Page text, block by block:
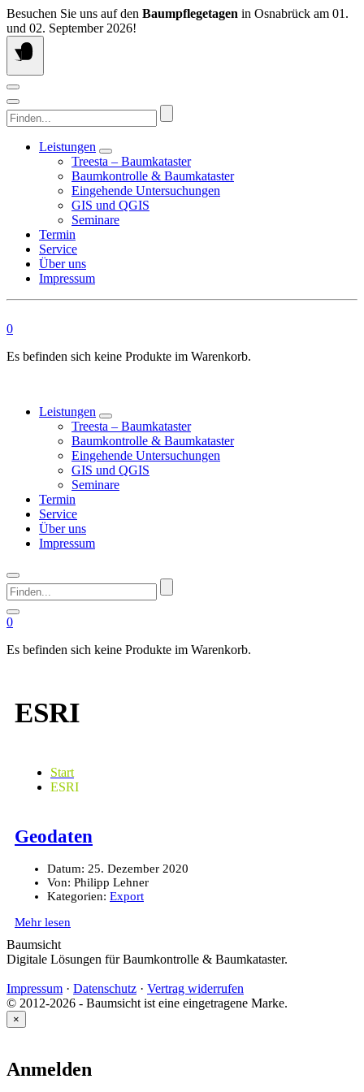
Springen
Sie
zum
Inhalt
Besuchen Sie uns auf den Baumpflegetagen in Osnabrück am 01.
und 02. September 2026!
Finden...
Leistungen
Treesta – Baumkataster
Baumkontrolle & Baumkataster
Eingehende Untersuchungen
GIS und QGIS
Seminare
Termin
Service
Über uns
Impressum
0
Es befinden sich keine Produkte im Warenkorb.
Leistungen
Treesta – Baumkataster
Baumkontrolle & Baumkataster
Eingehende Untersuchungen
GIS und QGIS
Seminare
Termin
Service
Über uns
Impressum
Finden...
0
Es befinden sich keine Produkte im Warenkorb.
ESRI
Start
ESRI
Geodaten
Datum: 25. Dezember 2020
Von: Philipp Lehner
Kategorien: Export
Mehr lesen
Baumsicht
Digitale Lösungen für Baumkontrolle & Baumkataster.
Impressum · Datenschutz · Vertrag widerrufen
© 2012-2026 - Baumsicht ist eine eingetragene Marke.
×
Anmelden